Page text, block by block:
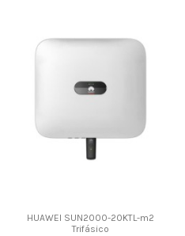
HUAWEI SUN2000-20KTL-m2
Trifásico